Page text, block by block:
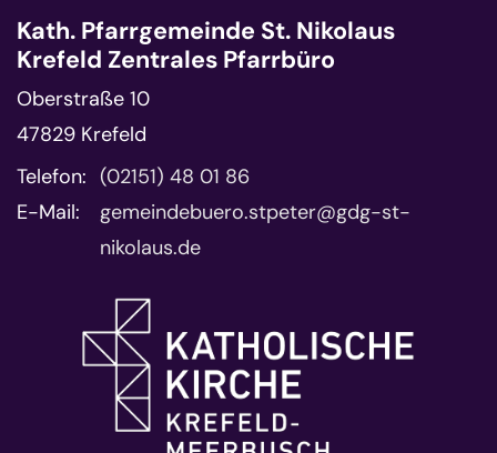
Kath. Pfarrgemeinde St. Nikolaus
Krefeld Zentrales Pfarrbüro
Oberstraße 10
47829 Krefeld
Telefon: (02151) 48 01 86
E-Mail:
gemeindebuero.stpeter@gdg-st-
nikolaus.de